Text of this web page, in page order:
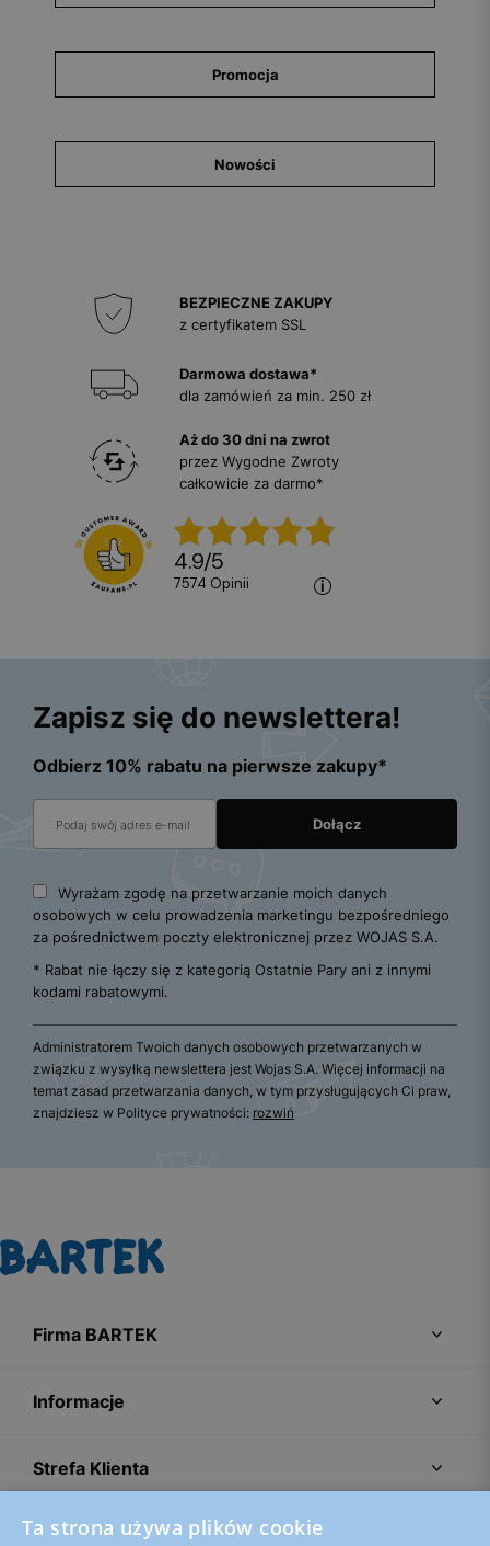
Promocja
Nowości
BEZPIECZNE ZAKUPY
z certyfikatem SSL
Darmowa dostawa*
dla zamówień za min. 250 zł
Aż do 30 dni na zwrot
przez Wygodne Zwroty
całkowicie za darmo*
4.9/5
7574 opinii
Zapisz się do newslettera!
Odbierz 10% rabatu na pierwsze zakupy*
Wyrażam zgodę na przetwarzanie moich danych
osobowych w celu prowadzenia marketingu bezpośredniego
za pośrednictwem poczty elektronicznej przez WOJAS S.A.
* Rabat nie łączy się z kategorią Ostatnie Pary ani z innymi
kodami rabatowymi.
Administratorem Twoich danych osobowych przetwarzanych w
związku z wysyłką newslettera jest Wojas S.A. Więcej informacji na
temat zasad przetwarzania danych, w tym przysługujących Ci praw,
znajdziesz w Polityce prywatności: rozwiń
Firma BARTEK
Informacje
Strefa Klienta
Porady
Ta strona używa plików cookie